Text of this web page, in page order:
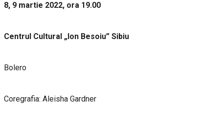
8, 9 martie 2022, ora 19.00
Centrul Cultural „Ion Besoiu” Sibiu
Bolero
Coregrafia: Aleisha Gardner